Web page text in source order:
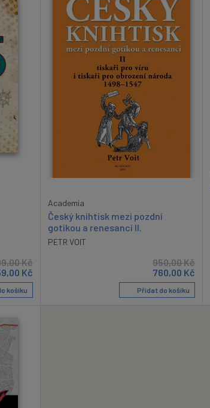
Kč
Kč
košíku
Academia
Český knihtisk mezi pozdní
gotikou a renesancí II.
PETR VOIT
950,00Kč
760,00 Kč
Přidat do košíku